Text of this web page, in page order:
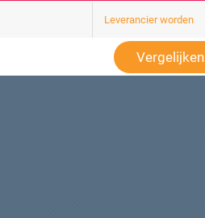
Leverancier worden
Vergelijken